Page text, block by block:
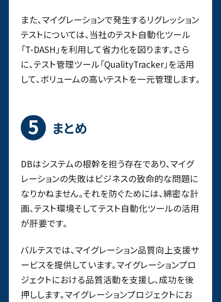
また、マイグレーションで発生するリグレッション
テストについては、当社のテスト自動化ツール
「T-DASH」を利用して省力化を図ります。さら
に、テスト管理ツール「QualityTracker」を活用
して、ボリュームの高いテストを一元管理します。
まとめ
DBはシステムの根幹を担う存在であり、マイグ
レーションの失敗はビジネスの致命的な問題に
なりかねません。それを防ぐためには、綿密な計
画、テスト環境そしてテスト自動化ツールの活用
が肝要です。
バルテスでは、マイグレーション品質向上支援サ
ービスを提供しています。マイグレーションプロ
ジェクトにおける品質活動を支援し、成功を後
押しします。マイグレーションプロジェクトにお